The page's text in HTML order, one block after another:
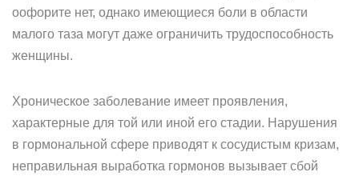
оофорите нет, однако имеющиеся боли в области
малого таза могут даже ограничить трудоспособность
женщины.
Хроническое заболевание имеет проявления,
характерные для той или иной его стадии. Нарушения
в гормональной сфере приводят к сосудистым кризам,
неправильная выработка гормонов вызывает сбой